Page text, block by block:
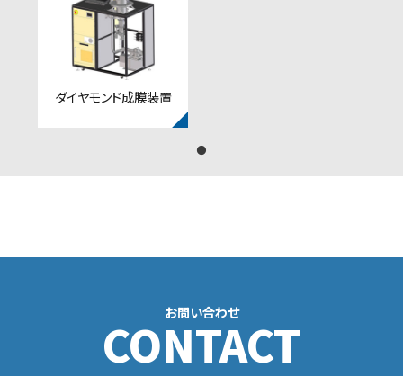
ダイヤモンド成膜装置
お問い合わせ
CONTACT